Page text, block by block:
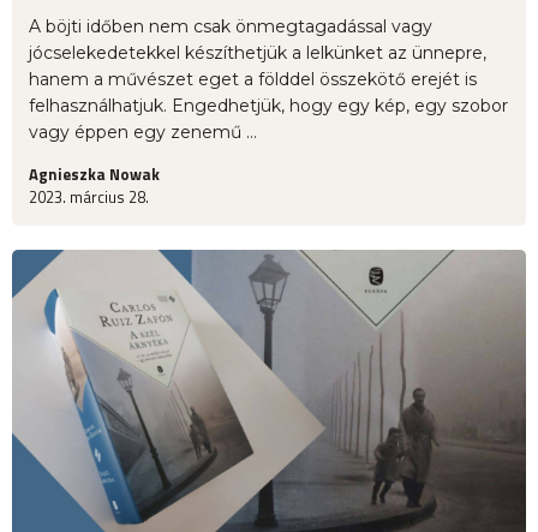
A böjti időben nem csak önmegtagadással vagy
jócselekedetekkel készíthetjük a lelkünket az ünnepre,
hanem a művészet eget a földdel összekötő erejét is
felhasználhatjuk. Engedhetjük, hogy egy kép, egy szobor
vagy éppen egy zenemű ...
Agnieszka Nowak
2023. március 28.